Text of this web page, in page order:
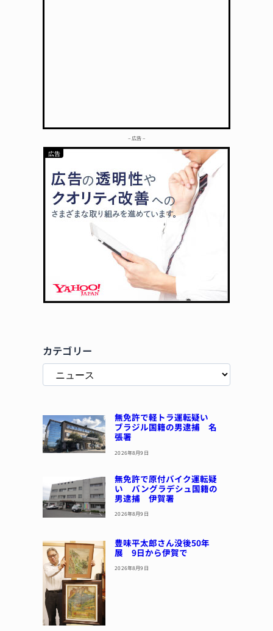
– 広告 –
カテゴリー
無免許で軽トラ運転疑い
ブラジル国籍の男逮捕 名
張署
2026年8月9日
無免許で原付バイク運転疑
い バングラデシュ国籍の
男逮捕 伊賀署
2026年8月9日
豊味平太郎さん没後50年
展 9日から伊賀で
2026年8月9日